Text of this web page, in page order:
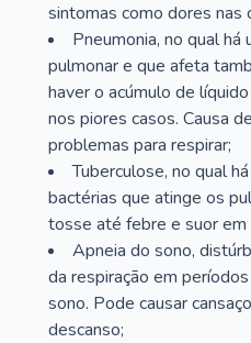
sintomas como dores nas
Pneumonia, no qual
pulmonar e que afeta
haver o acúmulo de
nos piores casos. Causa
problemas para respirar;
Tuberculose, no qual
bactérias que atinge os
tosse até febre e suor em
Apneia do sono,
da respiração em
sono. Pode causar
descanso;